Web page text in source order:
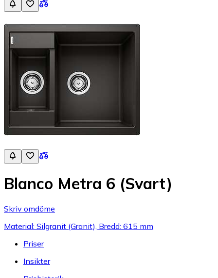
Blanco Metra 6 (Svart)
Skriv omdöme
Material: Silgranit (Granit), Bredd: 615 mm
Priser
Insikter